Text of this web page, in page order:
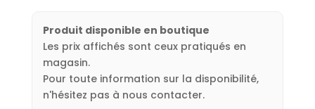
Produit disponible en boutique
Les prix affichés sont ceux pratiqués en
magasin.
Pour toute information sur la disponibilité,
n'hésitez pas à nous contacter.